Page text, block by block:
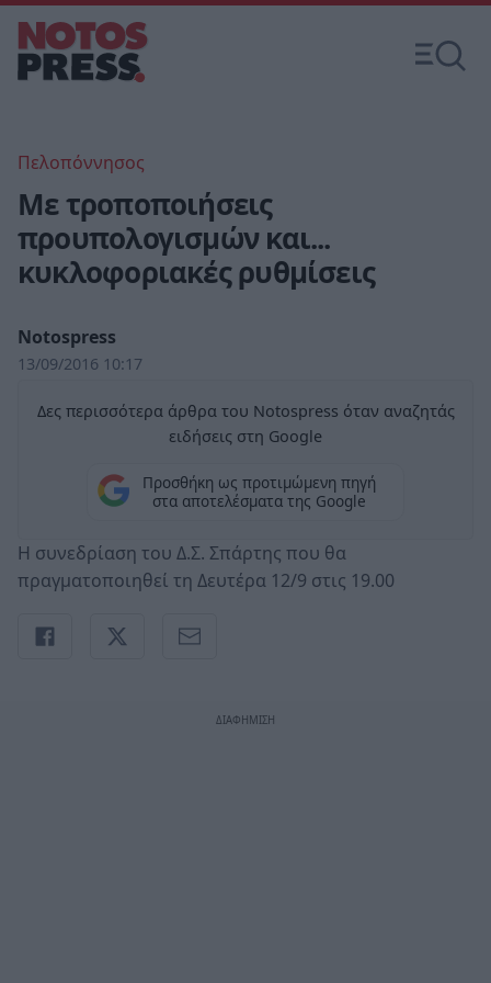
Πελοπόννησος
Με τροποποιήσεις
προυπολογισμών και...
κυκλοφοριακές ρυθμίσεις
Notospress
13/09/2016 10:17
Δες περισσότερα άρθρα του Notospress όταν αναζητάς
ειδήσεις στη Google
Προσθήκη ως προτιμώμενη πηγή
στα αποτελέσματα της Google
Η συνεδρίαση του Δ.Σ. Σπάρτης που θα
πραγματοποιηθεί τη Δευτέρα 12/9 στις 19.00